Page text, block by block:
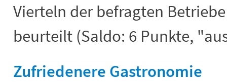
Vierteln der befragten
beurteilt (Saldo: 6 Punkte,
Zufriedenere Gastronomie